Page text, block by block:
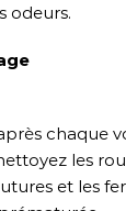
odeurs.
chaque
les
et les